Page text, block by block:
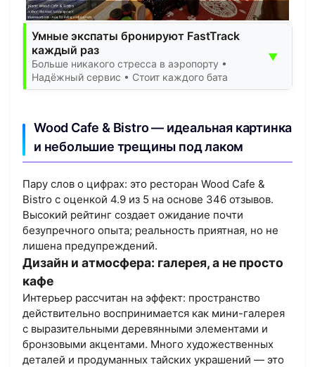
Умные экспаты бронируют FastTrack
каждый раз
Больше никакого стресса в аэропорту •
Надёжный сервис • Стоит каждого бата
▼
Wood Cafe & Bistro — идеальная картинка
и небольшие трещины под лаком
Пару слов о цифрах: это ресторан Wood Cafe &
Bistro с оценкой 4.9 из 5 на основе 346 отзывов.
Высокий рейтинг создает ожидание почти
безупречного опыта; реальность приятная, но не
лишена предупреждений.
Дизайн и атмосфера: галерея, а не просто
кафе
Интерьер рассчитан на эффект: пространство
действительно воспринимается как мини-галерея
с выразительными деревянными элементами и
бронзовыми акцентами. Много художественных
деталей и продуманных тайских украшений — это